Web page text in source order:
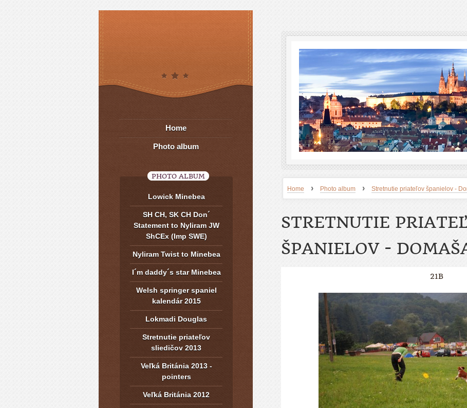
Home › Photo album › Stretnutie priateľov španielov -
STRETNUTIE
ŠPANIELOV -
21B
Home
Photo album
PHOTO ALBUM
Lowick Minebea
SH CH, SK CH Don´
Statement to Nyliram JW
ShCEx (Imp SWE)
Nyliram Twist to Minebea
I´m daddy´s star Minebea
Welsh springer spaniel
kalendár 2015
Lokmadi Douglas
Stretnutie priateľov
sliedičov 2013
Veľká Británia 2013 -
pointers
Veľká Británia 2012